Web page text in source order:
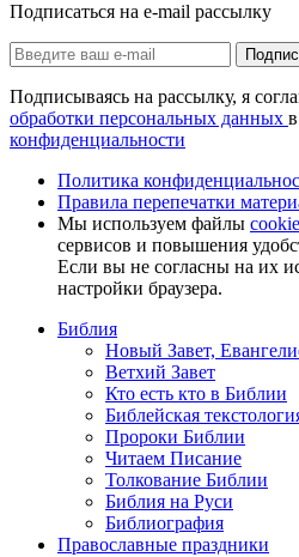
Подписаться на e-mail рассылку
Подписываясь на рассылку, я
обработки персональных данных
конфиденциальности
Политика
Правила перепечатки
Мы используем файлы cookie
сервисов и повышения
Если вы не согласны на их
настройки браузера.
Библия
Новый Завет,
Ветхий Завет
Кто есть кто в Библии
Библейская
Пророки Библии
Читаем Писание
Толкование Библии
Библия на Руси
Библиография
Православные праздники